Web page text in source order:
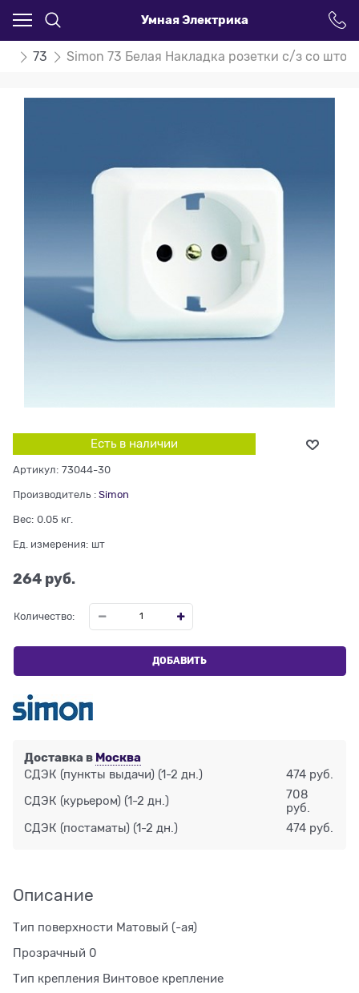
Умная Электрика
73 Simon 73 Белая Накладка розетки с/з со
Есть в наличии
Артикул: 73044-30
Производитель : Simon
Вес: 0.05 кг.
Ед. измерения: шт
264 руб.
Количество:
ДОБАВИТЬ
Доставка в Москва
СДЭК (пункты выдачи) (1-2 дн.) 474 руб.
СДЭК (курьером) (1-2 дн.)
708
руб.
СДЭК (постаматы) (1-2 дн.) 474 руб.
Описание
Тип поверхности Матовый (-ая)
Прозрачный 0
Тип крепления Винтовое крепление